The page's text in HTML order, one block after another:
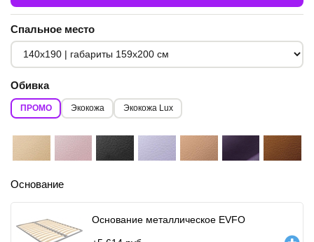
Спальное место
Обивка
ПРОМО Экокожа Экокожа Lux
Основание
Основание металлическое EVFO